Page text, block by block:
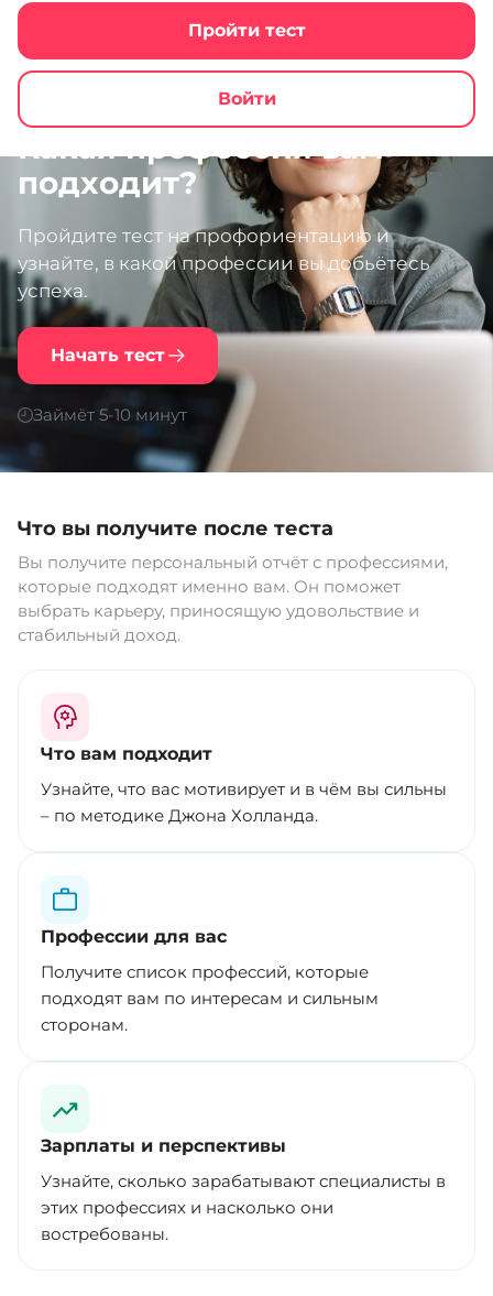
Пройти тест
Войти
Какая профессия вам
подходит?
Пройдите тест на профориентацию и
узнайте, в какой профессии вы добьётесь
успеха.
Начать тест
Займёт 5-10 минут
Что вы получите после теста
Вы получите персональный отчёт с профессиями,
которые подходят именно вам. Он поможет
выбрать карьеру, приносящую удовольствие и
стабильный доход.
Что вам подходит
Узнайте, что вас мотивирует и в чём вы сильны
– по методике Джона Холланда.
Профессии для вас
Получите список профессий, которые
подходят вам по интересам и сильным
сторонам.
Зарплаты и перспективы
Узнайте, сколько зарабатывают специалисты в
этих профессиях и насколько они
востребованы.